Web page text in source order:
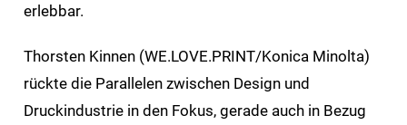
erlebbar.
Thorsten Kinnen (WE.LOVE.PRINT/Konica Minolta)
rückte die Parallelen zwischen Design und
Druckindustrie in den Fokus, gerade auch in Bezug